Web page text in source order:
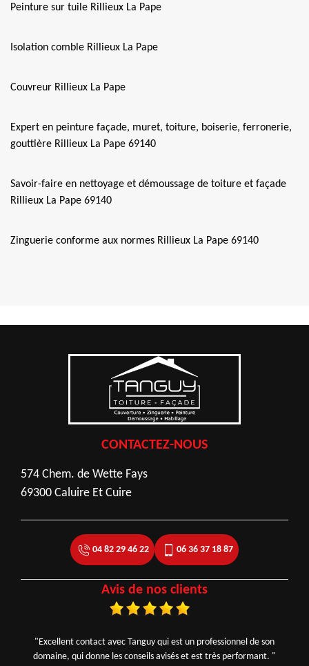
Peinture sur tuile Rillieux La Pape
Isolation comble Rillieux La Pape
Couvreur Rillieux La Pape
Expert en peinture façade, muret, toiture, boiserie, ferronerie,
gouttière Rillieux La Pape 69140
Savoir-faire en nettoyage et démoussage de toiture et façade
Rillieux La Pape 69140
Zinguerie conforme aux normes Rillieux La Pape 69140
CONTACTEZ-NOUS
574 Chem. de Wette Fays
69300 Caluire Et Cuire
04 82 29 46 22 06 36 37 18 87
Avis de nos clients
"Excellent contact avec Tanguy qui est un professionnel de son
domaine, qui donne les conseils avisés et est très performant. "